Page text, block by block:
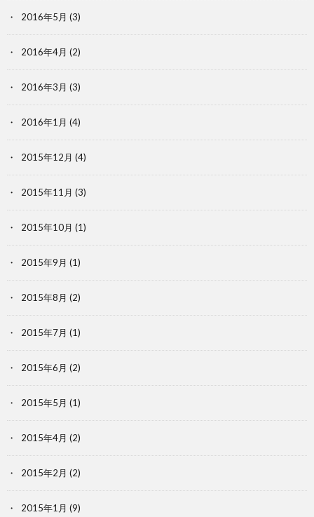
2016年5月 (3)
2016年4月 (2)
2016年3月 (3)
2016年1月 (4)
2015年12月 (4)
2015年11月 (3)
2015年10月 (1)
2015年9月 (1)
2015年8月 (2)
2015年7月 (1)
2015年6月 (2)
2015年5月 (1)
2015年4月 (2)
2015年2月 (2)
2015年1月 (9)